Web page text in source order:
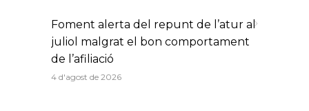
Foment alerta del repunt de l’atur al
juliol malgrat el bon comportament
de l’afiliació
4 d'agost de 2026